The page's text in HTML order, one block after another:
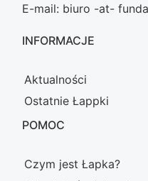
E-mail: biuro -at-
INFORMACJE
Aktualności
Ostatnie Łappki
POMOC
Czym jest Łapka?